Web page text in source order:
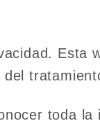
Esta
toda